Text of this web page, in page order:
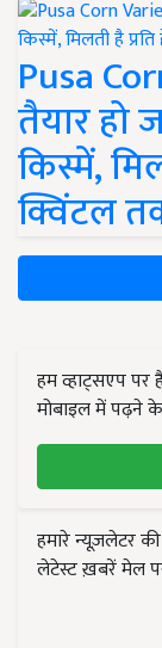
Pusa
तैयार हो
किस्में,
क्विंटल
हम व्हाट्सएप
मोबाइल में पढ़ने
हमारे न्यूज़लेटर
लेटेस्ट ख़बरें मेल